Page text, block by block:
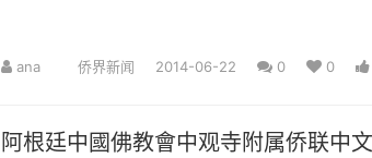
ana 侨界新闻 2014-06-22 0 0
阿根廷中國佛教會中观寺附属侨联中